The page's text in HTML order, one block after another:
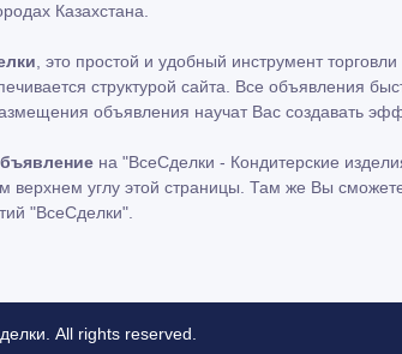
Казахстана.
, это простой и удобный инструмент
структурой сайта. Все объявления
объявления научат Вас создавать
на "ВсеСделки - Кондитерские
верхнем углу этой страницы. Там же Вы
"ВсеСделки".
All rights reserved.